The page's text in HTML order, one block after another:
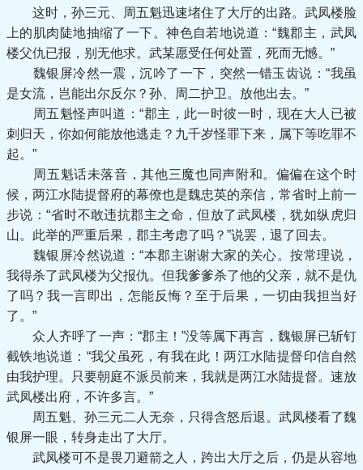
这时，孙三元、周五魁迅速堵住了大厅的出路。武凤楼脸
上的肌肉陡地抽缩了一下。神色自若地说道：“魏郡主，武凤
楼父仇已报，别无他求。武某愿受任何处置，死而无憾。”
魏银屏冷然一震，沉吟了一下，突然一错玉齿说：“我虽
是女流，岂能出尔反尔？孙、周二护卫。放他出去。”
周五魁怪声叫道：“郡主，此一时彼一时，现在大人已被
刺归天，你如何能放他逃走？九千岁怪罪下来，属下等吃罪不
起。”
周五魁话未落音，其他三魔也同声附和。偏偏在这个时
候，两江水陆提督府的幕僚也是魏忠英的亲信，常省时上前一
步说：“省时不敢违抗郡主之命，但放了武凤楼，犹如纵虎归
山。此举的严重后果，郡主考虑了吗？”说罢，退了回去。
魏银屏冷然说道：“本郡主谢谢大家的关心。按常理说，
我得杀了武凤楼为父报仇。但我爹爹杀了他的父亲，就不是仇
了吗？我一言即出，怎能反悔？至于后果，一切由我担当好
了。”
众人齐呼了一声：“郡主！”没等属下再言，魏银屏已斩钉
截铁地说道：“我父虽死，有我在此！两江水陆提督印信自然
由我护理。只要朝庭不派员前来，我就是两江水陆提督。速放
武凤楼出府，不许多言。”
周五魁、孙三元二人无奈，只得含怒后退。武凤楼看了魏
银屏一眼，转身走出了大厅。
武凤楼可不是畏刀避箭之人，跨出大厅之后，仍是从容地